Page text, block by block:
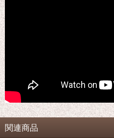
関連商品